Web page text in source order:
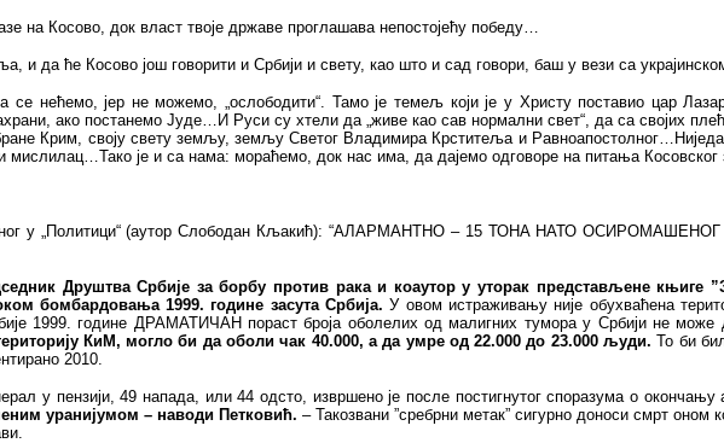
на Косово, док власт твоје државе проглашава непостојећу победу…
и да ће Косово још говорити и Србији и свету, као што и сад говори, баш у вези са
се нећемо, јер не можемо, „ослободити“. Тамо је темељ који је у Христу поставио цар
ако постанемо Јуде…И Руси су хтели да „живе као сав нормални свет“, да са својих
Крим, своју свету земљу, земљу Светог Владимира Крститеља и
мислилац…Тако је и са нама: мораћемо, док нас има, да дајемо одговоре на питања Косовског
у „Политици“ (аутор Слободан Кљакић): “АЛАРМАНТНО – 15 ТОНА НАТО
Друштва Србије за борбу против рака и коаутор у уторак представљене књиге
бомбардовања 1999. године засута Србија. У овом истраживању није обухваћена
1999. године ДРАМАТИЧАН пораст броја оболелих од малигних тумора у Србији не може
КиМ, могло би да оболи чак 40.000, а да умре од 22.000 до 23.000 људи. То би
2010.
у пензији, 49 напада, или 44 одсто, извршено је после постигнутог споразума о
уранијумом – наводи Петковић. – Такозвани ”сребрни метак” сигурно доноси смрт